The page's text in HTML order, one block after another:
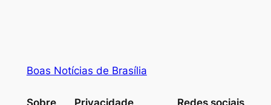
Boas Notícias de Brasília